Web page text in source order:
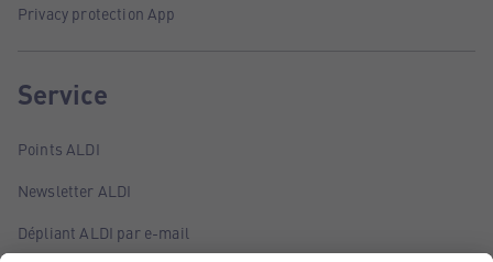
Privacy protection App
Service
Points ALDI
Newsletter ALDI
Dépliant ALDI par e-mail